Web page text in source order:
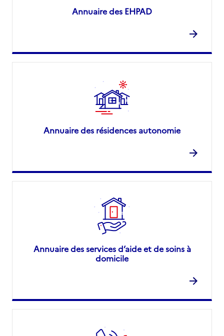
Annuaire des EHPAD
Annuaire des résidences autonomie
Annuaire des services d’aide et de soins à
domicile